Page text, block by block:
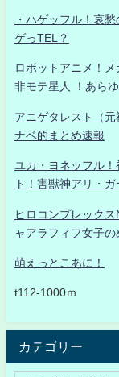
・ハゲッフル！哀
ゲっTEL？
ロボットアニメ！
非モテ星人 ！あら
アニゲタレスト（
ナベ的まとめ速報
ユカ・ヨネッフル
ト！害獣神アリ・
ヒロコンプレック
ャアラフィフ女子
萌えっとこあに！
t112-1000ｍ
カテゴリー